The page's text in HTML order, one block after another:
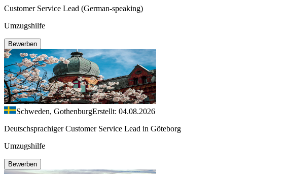
Customer Service Lead (German-speaking)
Umzugshilfe
Bewerben
Schweden, GothenburgErstellt: 04.08.2026
Deutschsprachiger Customer Service Lead in Göteborg
Umzugshilfe
Bewerben